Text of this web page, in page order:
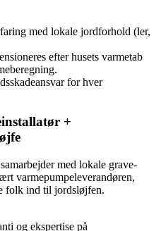
med lokale jordforhold (ler,
efter husets varmetab
for hver
+
med lokale grave-
varmepumpeleverandøren,
folk ind til jordsløjfen.
og ekspertise på